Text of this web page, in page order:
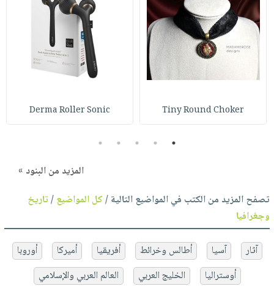
Tiny Round Choker
Derma Roller Sonic
1
2
3
4
5
المزيد من البنود »
تصفح المزيد من الكتب في المواضيع التالية /كل المواضيع/تاريخ
وجغرافيا
آثار آسيا أطالس وخرائط أفريقيا أميركا
أوروبا
أوستراليا
الخليج العربي
العالم العربي والإسلامي